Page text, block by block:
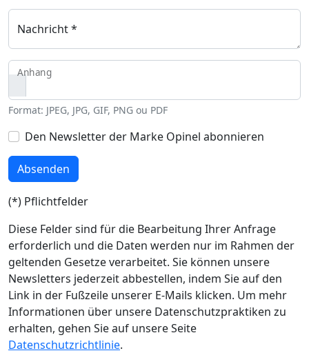
Nachricht *
Anhang
Format: JPEG, JPG, GIF, PNG ou PDF
Den Newsletter der Marke Opinel abonnieren
Absenden
(*) Pflichtfelder
Diese Felder sind für die Bearbeitung Ihrer Anfrage
erforderlich und die Daten werden nur im Rahmen der
geltenden Gesetze verarbeitet. Sie können unsere
Newsletters jederzeit abbestellen, indem Sie auf den
Link in der Fußzeile unserer E-Mails klicken. Um mehr
Informationen über unsere Datenschutzpraktiken zu
erhalten, gehen Sie auf unsere Seite
Datenschutzrichtlinie.